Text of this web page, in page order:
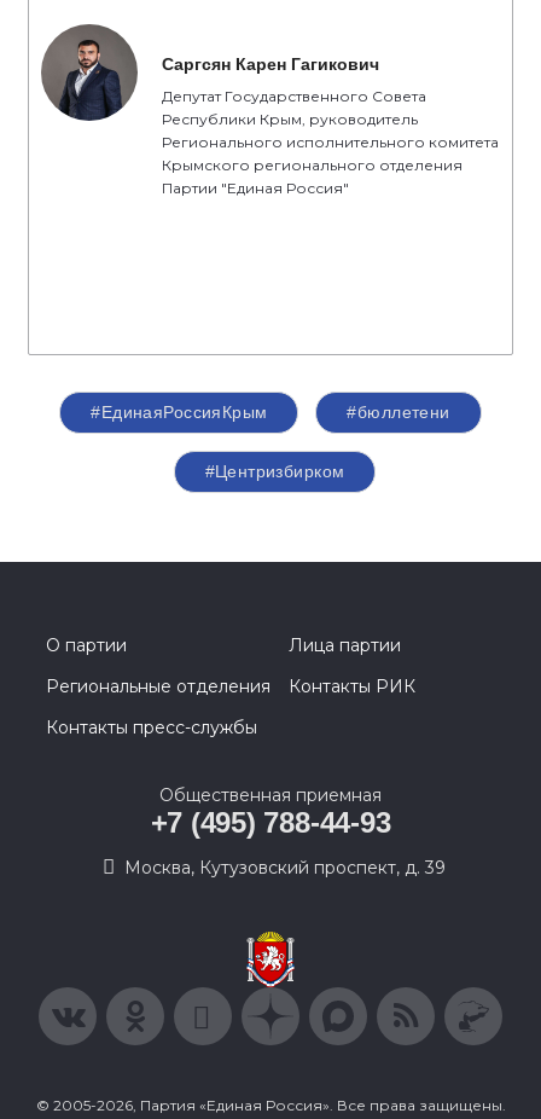
Саргсян Карен Гагикович
Депутат Государственного Совета
Республики Крым, руководитель
Регионального исполнительного комитета
Крымского регионального отделения
Партии "Единая Россия"
#ЕдинаяРоссияКрым #бюллетени
#Центризбирком
О партии
Лица партии
Региональные отделения
Контакты РИК
Контакты пресс-службы
Общественная приемная
+7 (495) 788-44-93
Москва, Кутузовский проспект, д. 39
© 2005-2026, Партия «Единая Россия». Все права защищены.